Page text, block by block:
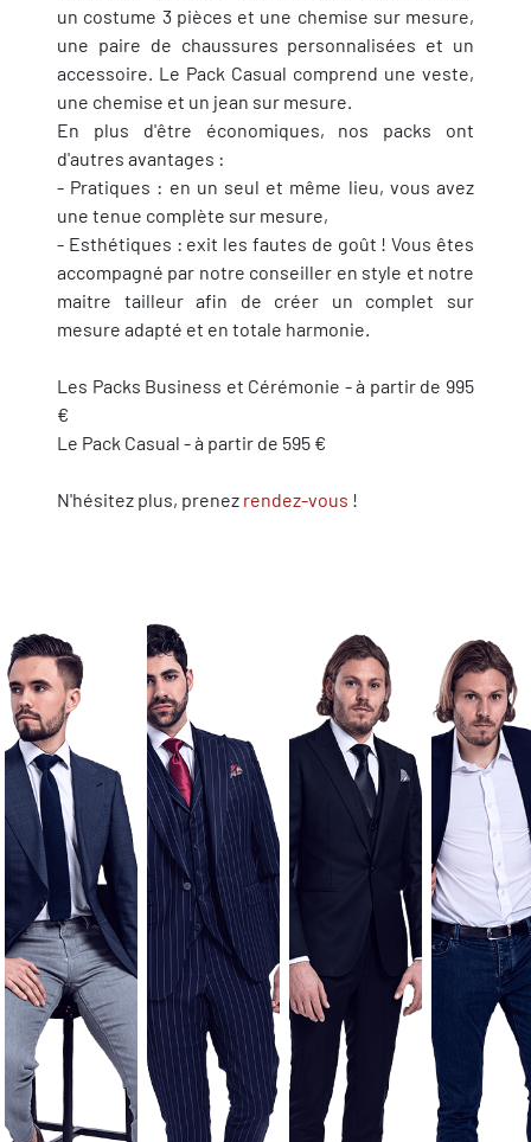
un costume 3 pièces et une chemise sur mesure,
une paire de chaussures personnalisées et un
accessoire. Le Pack Casual comprend une veste,
une chemise et un jean sur mesure.
En plus d'être économiques, nos packs ont
d'autres avantages :
- Pratiques : en un seul et même lieu, vous avez
une tenue complète sur mesure,
- Esthétiques : exit les fautes de goût ! Vous êtes
accompagné par notre conseiller en style et notre
maitre tailleur afin de créer un complet sur
mesure adapté et en totale harmonie.
Les Packs Business et Cérémonie - à partir de 995
€
Le Pack Casual - à partir de 595 €
N'hésitez plus, prenez rendez-vous !